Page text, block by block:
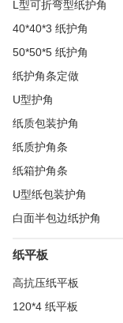
L型可折弯型纸护角
40*40*3 纸护角
50*50*5 纸护角
纸护角条定做
U型护角
纸质包装护角
纸质护角条
纸箱护角条
U型纸包装护角
白面半包边纸护角
纸平板
高抗压纸平板
120*4 纸平板